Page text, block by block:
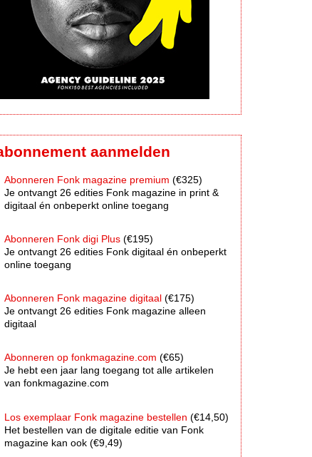
aanmelden
Abonneren Fonk magazine premium (€325)
Je ontvangt 26 edities Fonk magazine in print &
digitaal én onbeperkt online toegang
Abonneren Fonk digi Plus (€195)
Je ontvangt 26 edities Fonk digitaal én onbeperkt
online toegang
Abonneren Fonk magazine digitaal (€175)
Je ontvangt 26 edities Fonk magazine alleen
digitaal
Abonneren op fonkmagazine.com (€65)
Je hebt een jaar lang toegang tot alle artikelen
van fonkmagazine.com
Los exemplaar Fonk magazine bestellen (€14,50)
Het bestellen van de digitale editie van Fonk
magazine kan ook (€9,49)